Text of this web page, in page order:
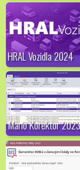
HRAL Vozidla 2024
Mario Korektor